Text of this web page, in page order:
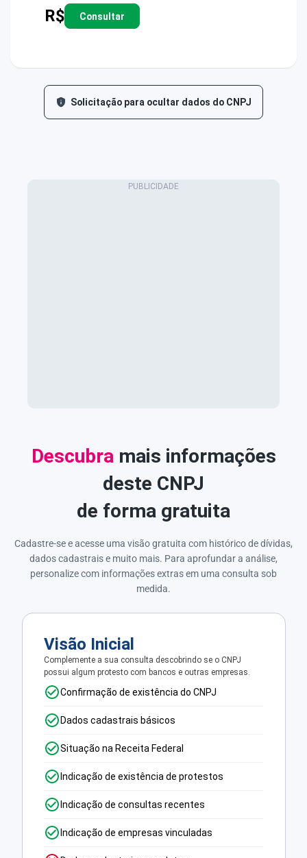
R$ Consultar
Solicitação para ocultar dados do CNPJ
Descubra mais informações
deste CNPJ
de forma gratuita
Cadastre-se e acesse uma visão gratuita com histórico de dívidas,
dados cadastrais e muito mais. Para aprofundar a análise,
personalize com informações extras em uma consulta sob
medida.
Visão Inicial
Complemente a sua consulta descobrindo se o CNPJ
possui algum protesto com bancos e outras empresas.
Confirmação de existência do CNPJ
Dados cadastrais básicos
Situação na Receita Federal
Indicação de existência de protestos
Indicação de consultas recentes
Indicação de empresas vinculadas